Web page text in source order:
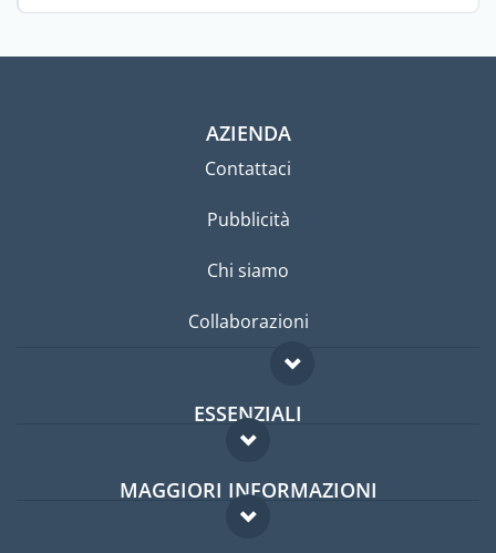
AZIENDA
Contattaci
Pubblicità
Chi siamo
Collaborazioni
ESSENZIALI
Forum per expat
Guida per expat
MAGGIORI INFORMAZIONI
Domande frequenti